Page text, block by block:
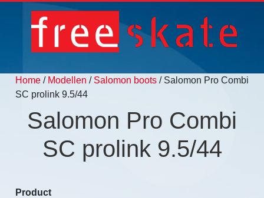
Home / Modellen / Salomon boots / Salomon Pro Combi
SC prolink 9.5/44
Salomon Pro Combi
SC prolink 9.5/44
Product